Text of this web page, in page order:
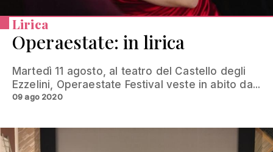
Lirica
Operaestate: in lirica
Martedì 11 agosto, al teatro del Castello degli
Ezzelini, Operaestate Festival veste in abito da...
09 ago 2020